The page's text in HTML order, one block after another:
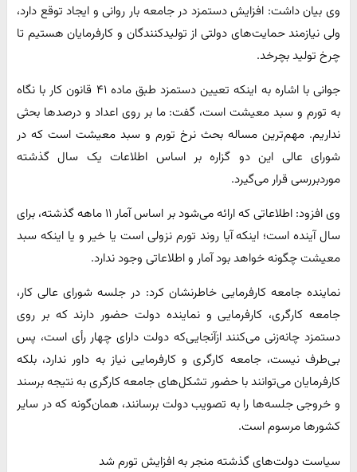
وی بیان داشت: افزایش دستمزد در جامعه بار روانی و ایجاد توقع دارد،
ولی نیازمند حمایت‌های دولتی از تولیدکنندگان و کارفرمایان هستیم تا
چرخ تولید بچرخد.
جوانی با اشاره به اینکه تعیین دستمزد طبق ماده ۴۱ قانون کار با نگاه
به تورم و سبد معیشت است، گفت: ما بر روی اعداد و درصدها بحثی
نداریم. مهم‌ترین مساله بحث نرخ تورم و سبد معیشت است که در
شورای عالی این دو گزاره بر اساس اطلاعات یک سال گذشته
موردبررسی قرار می‌گیرد.
وی افزود: اطلاعاتی که ارائه می‌شود بر اساس آمار ۱۱ ماهه گذشته، برای
سال آینده است؛ اینکه آیا روند تورم نزولی است یا خیر و یا اینکه سبد
معیشت چگونه خواهد بود آمار و اطلاعاتی وجود ندارد.
نماینده جامعه کارفرمایی خاطرنشان کرد: در جلسه شورای عالی کار،
جامعه کارگری، کارفرمایی و نماینده دولت حضور دارند که بر روی
دستمزد چانه‌زنی می‌کنند ازآنجایی‌که دولت دارای چهار رأی است، پس
بی‌طرف نیست، جامعه کارگری و کارفرمایی نیاز به داور ندارد، بلکه
کارفرمایان می‌توانند با حضور تشکل‌های جامعه کارگری به نتیجه برسند
و خروجی جلسه‌ها را به تصویب دولت برسانند، همان‌گونه که در سایر
کشورها مرسوم است.
سیاست دولت‌های گذشته منجر به افزایش تورم شد